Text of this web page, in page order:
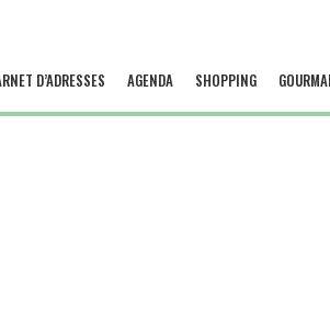
D’ADRESSES AGENDA SHOPPING